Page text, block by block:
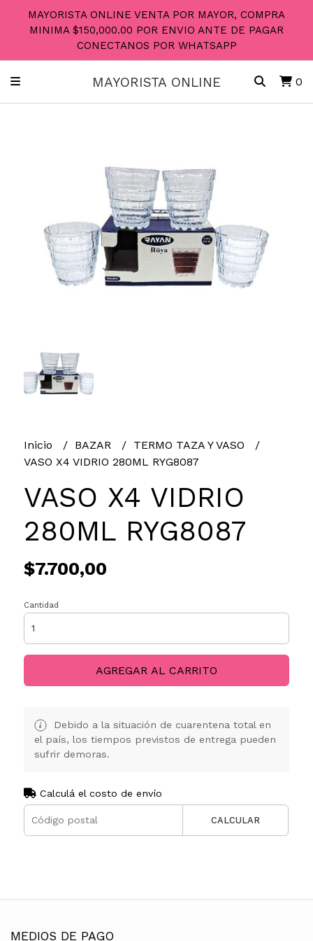
MAYORISTA ONLINE VENTA POR MAYOR, COMPRA
MINIMA $150,000.00 POR ENVIO ANTE DE PAGAR
CONECTANOS POR WHATSAPP
MAYORISTA ONLINE 0
Inicio BAZAR
TERMO TAZA Y VASO
VASO X4 VIDRIO 280ML RYG8087
VASO X4 VIDRIO
280ML RYG8087
$7.700,00
Cantidad
AGREGAR AL CARRITO
Debido a la situación de cuarentena total en
el país, los tiempos previstos de entrega pueden
sufrir demoras.
Calculá el costo de envío
CALCULAR
MEDIOS DE PAGO